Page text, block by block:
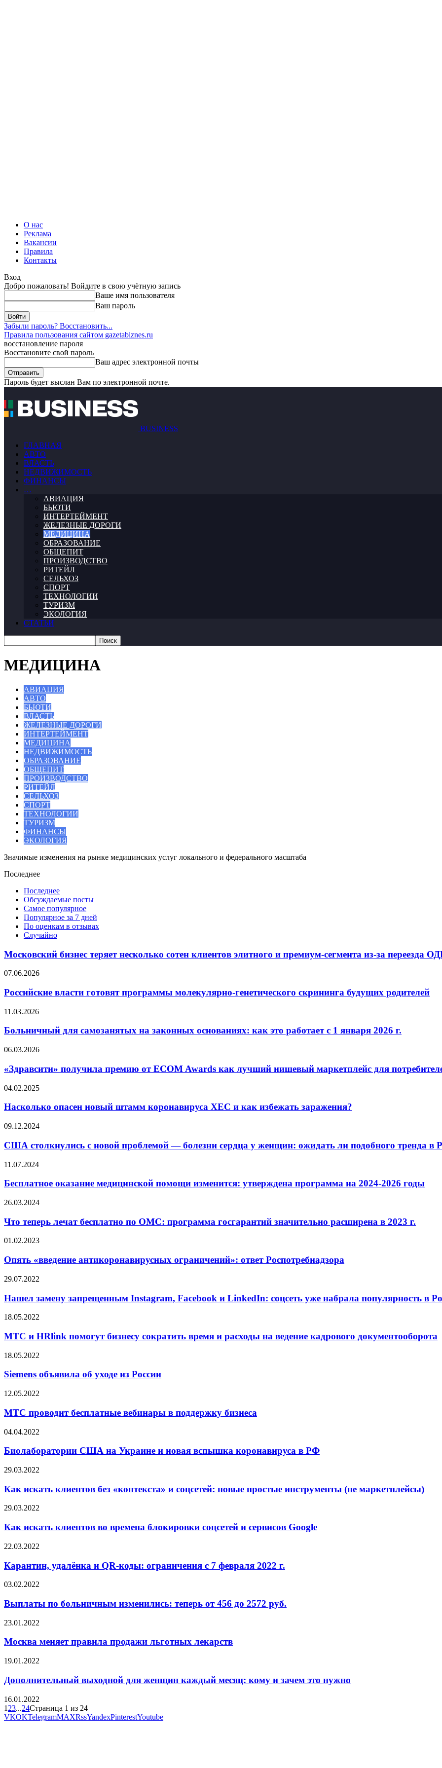
О нас
Реклама
Вакансии
Правила
Контакты
Вход
Добро пожаловать! Войдите в свою учётную запись
Ваше имя пользователя
Ваш пароль
Забыли пароль? Восстановить...
Правила пользования сайтом gazetabiznes.ru
восстановление пароля
Восстановите свой пароль
Ваш адрес электронной почты
Пароль будет выслан Вам по электронной почте.
BUSINESS
ГЛАВНАЯ
АВТО
ВЛАСТЬ
НЕДВИЖИМОСТЬ
ФИНАНСЫ
…
АВИАЦИЯ
БЬЮТИ
ИНТЕРТЕЙМЕНТ
ЖЕЛЕЗНЫЕ ДОРОГИ
МЕДИЦИНА
ОБРАЗОВАНИЕ
ОБЩЕПИТ
ПРОИЗВОДСТВО
РИТЕЙЛ
СЕЛЬХОЗ
СПОРТ
ТЕХНОЛОГИИ
ТУРИЗМ
ЭКОЛОГИЯ
СТАТЬИ
МЕДИЦИНА
АВИАЦИЯ
АВТО
БЬЮТИ
ВЛАСТЬ
ЖЕЛЕЗНЫЕ ДОРОГИ
ИНТЕРТЕЙМЕНТ
МЕДИЦИНА
НЕДВИЖИМОСТЬ
ОБРАЗОВАНИЕ
ОБЩЕПИТ
ПРОИЗВОДСТВО
РИТЕЙЛ
СЕЛЬХОЗ
СПОРТ
ТЕХНОЛОГИИ
ТУРИЗМ
ФИНАНСЫ
ЭКОЛОГИЯ
Значимые изменения на рынке медицинских услуг локального и федерального масштаба
Последнее
Последнее
Обсуждаемые посты
Самое популярное
Популярное за 7 дней
По оценкам в отзывах
Случайно
Московский бизнес теряет несколько сотен клиентов элитного и премиум-сегмента из-за переезда
07.06.2026
Российские власти готовят программы молекулярно-генетического скрининга будущих родителей
11.03.2026
Больничный для самозанятых на законных основаниях: как это работает с 1 января 2026 г.
06.03.2026
«Здравсити» получила премию от ECOM Awards как лучший нишевый маркетплейс для
04.02.2025
Насколько опасен новый штамм коронавируса XEC и как избежать заражения?
09.12.2024
США столкнулись с новой проблемой — болезни сердца у женщин: ожидать ли подобного тренда в
11.07.2024
Бесплатное оказание медицинской помощи изменится: утверждена программа на 2024-2026 годы
26.03.2024
Что теперь лечат бесплатно по ОМС: программа госгарантий значительно расширена в 2023 г.
01.02.2023
Опять «введение антикоронавирусных ограничений»: ответ Роспотребнадзора
29.07.2022
Нашел замену запрещенным Instagram, Facebook и LinkedIn: соцсеть уже набрала популярность в
18.05.2022
МТС и HRlink помогут бизнесу сократить время и расходы на ведение кадрового документооборота
18.05.2022
Siemens объявила об уходе из России
12.05.2022
МТС проводит бесплатные вебинары в поддержку бизнеса
04.04.2022
Биолаборатории США на Украине и новая вспышка коронавируса в РФ
29.03.2022
Как искать клиентов без «контекста» и соцсетей: новые простые инструменты (не маркетплейсы)
29.03.2022
Как искать клиентов во времена блокировки соцсетей и сервисов Google
22.03.2022
Карантин, удалёнка и QR-коды: ограничения с 7 февраля 2022 г.
03.02.2022
Выплаты по больничным изменились: теперь от 456 до 2572 руб.
23.01.2022
Москва меняет правила продажи льготных лекарств
19.01.2022
Дополнительный выходной для женщин каждый месяц: кому и зачем это нужно
16.01.2022
1 23...24Страница 1 из 24
VKOKTelegramMAXRssYandexPinterestYoutube